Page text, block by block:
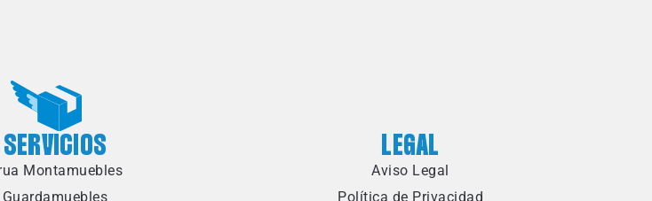
SERVICIOS
Montamuebles
Guardamuebles
LEGAL
Aviso Legal
Política de Privacidad